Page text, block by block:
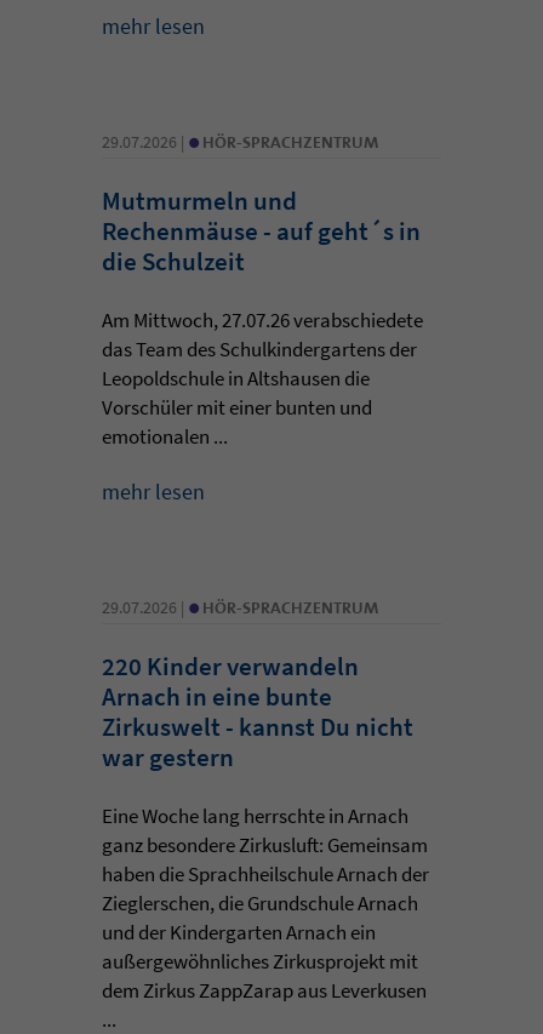
mehr lesen
29.07.2026 | • HÖR-SPRACHZENTRUM
Mutmurmeln und
Rechenmäuse - auf geht´s in
die Schulzeit
Am Mittwoch, 27.07.26 verabschiedete
das Team des Schulkindergartens der
Leopoldschule in Altshausen die
Vorschüler mit einer bunten und
emotionalen ...
mehr lesen
29.07.2026 | • HÖR-SPRACHZENTRUM
220 Kinder verwandeln
Arnach in eine bunte
Zirkuswelt - kannst Du nicht
war gestern
Eine Woche lang herrschte in Arnach
ganz besondere Zirkusluft: Gemeinsam
haben die Sprachheilschule Arnach der
Zieglerschen, die Grundschule Arnach
und der Kindergarten Arnach ein
außergewöhnliches Zirkusprojekt mit
dem Zirkus ZappZarap aus Leverkusen
...